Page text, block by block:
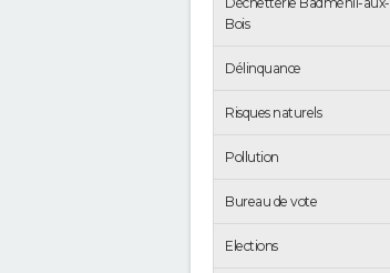
Bois
Délinquance
Risques naturels
Pollution
Bureau de vote
Elections